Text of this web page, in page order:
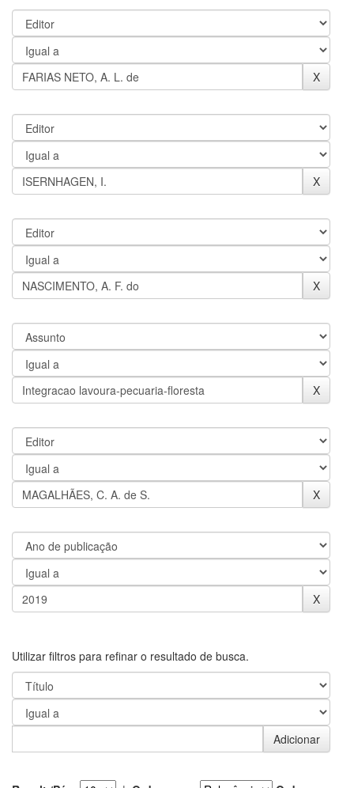
Utilizar filtros para refinar o resultado de busca.